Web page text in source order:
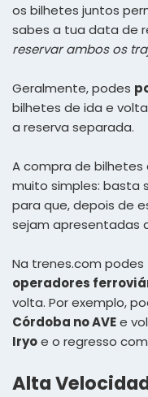
os bilhetes juntos
sabes a tua data de
reservar ambos os
Geralmente, podes
bilhetes de ida e
a reserva separada.
A compra de
muito simples: basta
para que, depois de
sejam apresentadas
Na trenes.com podes
operadores
volta. Por exemplo,
Córdoba no AVEe
Iryoe o regresso com
Alta